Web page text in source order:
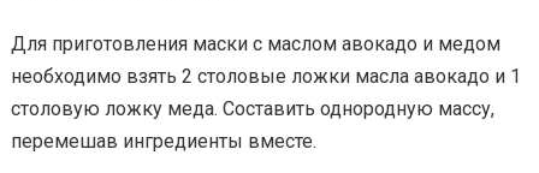
Для приготовления маски с маслом авокадо и медом
необходимо взять 2 столовые ложки масла авокадо и 1
столовую ложку меда. Составить однородную массу,
перемешав ингредиенты вместе.